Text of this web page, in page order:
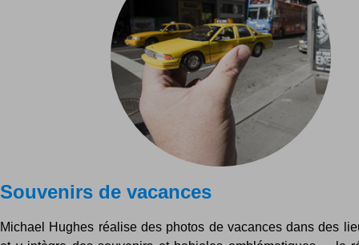
Souvenirs de vacances
Michael Hughes réalise des photos de vacances dans des